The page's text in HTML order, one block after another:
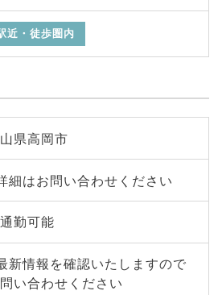
近・徒歩圏内
県高岡市
細はお問い合わせください
勤可能
新情報を確認いたしますので
い合わせください